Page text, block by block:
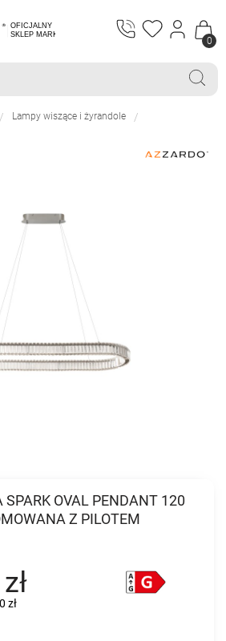
0
Lampy wiszące i żyrandole
OVAL PENDANT 120
Z PILOTEM
zł